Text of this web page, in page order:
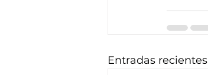
Entradas recientes